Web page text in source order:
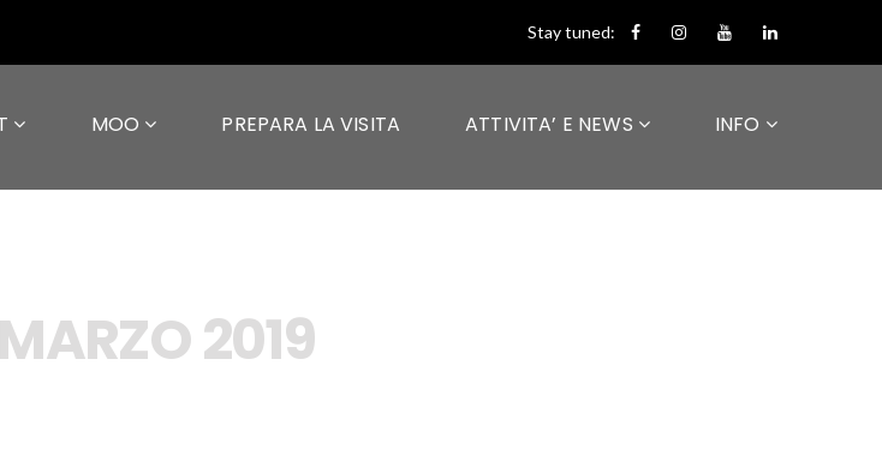
Stay tuned:
MOO PREPARA LA VISITA ATTIVITA’ E NEWS INFO
MARZO 2019